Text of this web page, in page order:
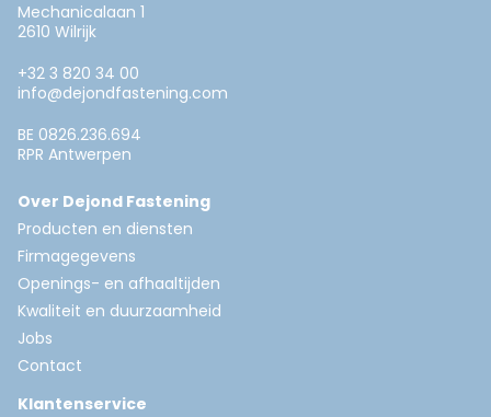
Mechanicalaan 1
2610 Wilrijk
+32 3 820 34 00
info@dejondfastening.com
BE 0826.236.694
RPR Antwerpen
Over Dejond Fastening
Producten en diensten
Firmagegevens
Openings- en afhaaltijden
Kwaliteit en duurzaamheid
Jobs
Contact
Klantenservice